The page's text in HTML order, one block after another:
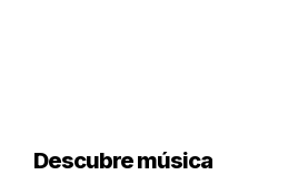
Descubre música